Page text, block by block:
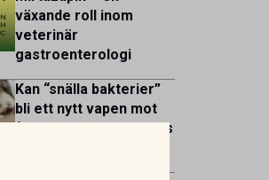
växande roll inom
veterinär
gastroenterologi
Kan “snälla bakterier”
bli ett nytt vapen mot
återkommande otit hos